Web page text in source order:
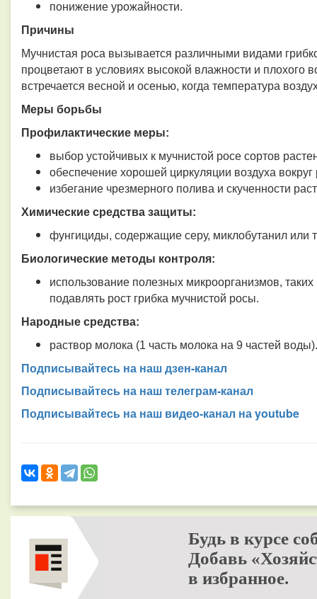
понижение урожайности.
Причины
Мучнистая роса вызывается различными видами
процветают в условиях высокой влажности и плохого
встречается весной и осенью, когда температура
Меры борьбы
Профилактические меры:
выбор устойчивых к мучнистой росе сортов
обеспечение хорошей циркуляции воздуха вокруг
избегание чрезмерного полива и скученности
Химические средства защиты:
фунгициды, содержащие серу, миклобутанил или
Биологические методы контроля:
использование полезных микроорганизмов,
подавлять рост грибка мучнистой росы.
Народные средства:
раствор молока (1 часть молока на 9 частей воды).
Подписывайтесь на наш дзен-канал
Подписывайтесь на наш телеграм-канал
Подписывайтесь на наш видео-канал на youtube
Будь в курсе
Добавь
в избранное.